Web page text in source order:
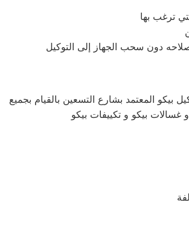
بيكو المعتمد بشارع التسعين بالقيام بجميع
غسالات بيكو و تكييفات بيكو